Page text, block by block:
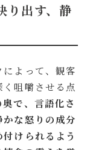
り出す、静
よって、観客
咀嚼させる点
で、言語化さ
な怒りの成分
けられるよう